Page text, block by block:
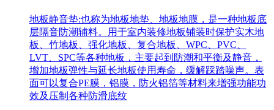
地板静音垫:也称为地板地垫、地板地膜，是一种地板底
层隔音防潮辅料。用于室内装修地板铺装时保护实木地
板、竹地板、强化地板、复合地板、WPC、PVC、
LVT、SPC等各种地板，主要起到防潮和平衡及静音，
增加地板弹性与延长地板使用寿命，缓解踩踏噪声。表
面可以复合PE膜，铝膜，防火铝箔等材料来增强功能功
效及压制各种防滑底纹